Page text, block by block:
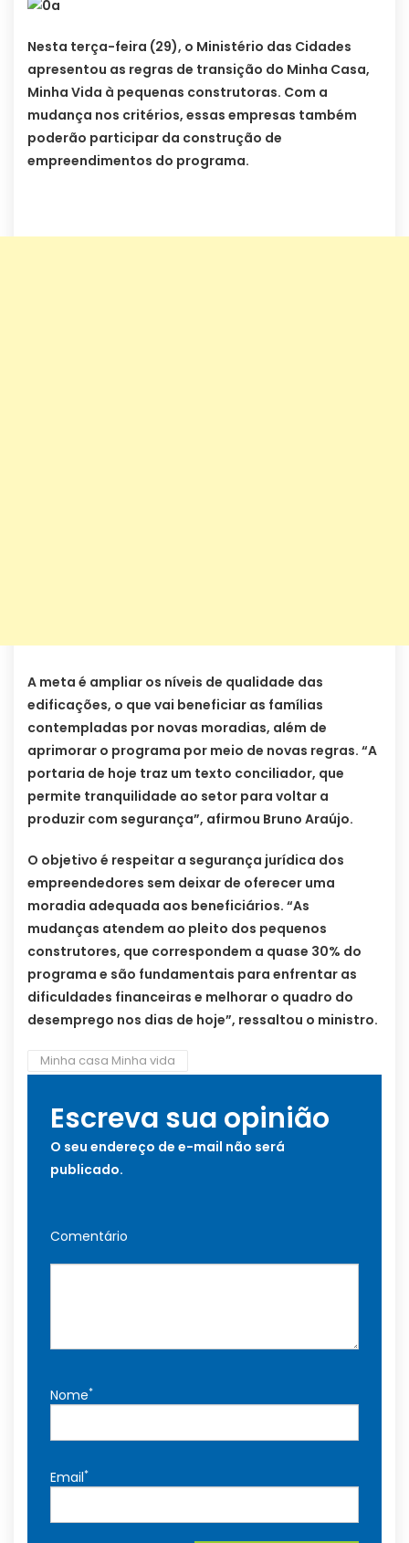
Nesta terça-feira (29), o Ministério das Cidades
apresentou as regras de transição do Minha Casa,
Minha Vida à pequenas construtoras. Com a
mudança nos critérios, essas empresas também
poderão participar da construção de
empreendimentos do programa.
A meta é ampliar os níveis de qualidade das
edificações, o que vai beneficiar as famílias
contempladas por novas moradias, além de
aprimorar o programa por meio de novas regras. “A
portaria de hoje traz um texto conciliador, que
permite tranquilidade ao setor para voltar a
produzir com segurança”, afirmou Bruno Araújo.
O objetivo é respeitar a segurança jurídica dos
empreendedores sem deixar de oferecer uma
moradia adequada aos beneficiários. “As
mudanças atendem ao pleito dos pequenos
construtores, que correspondem a quase 30% do
programa e são fundamentais para enfrentar as
dificuldades financeiras e melhorar o quadro do
desemprego nos dias de hoje”, ressaltou o ministro.
Minha casa Minha vida
Escreva sua opinião
O seu endereço de e-mail não será
publicado.
Comentário
Nome*
Email*